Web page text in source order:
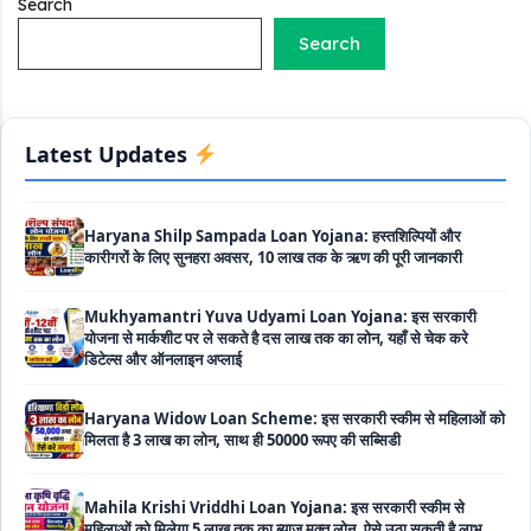
Search
Search
Latest Updates
होता कोई ब्याज
Haryana Shilp Sampada Loan Yojana: हस्तशिल्पियों और
कारीगरों के लिए सुनहरा अवसर, 10 लाख तक के ऋण की पूरी जानकारी
Mukhyamantri Yuva Udyami Loan Yojana: इस सरकारी
योजना से मार्कशीट पर ले सकते है दस लाख तक का लोन, यहाँ से चेक करे
Haryana Widow Loan Scheme: इस सरकारी स्कीम से महिलाओं को
मिलता है 3 लाख का लोन, साथ ही 50000 रूपए की सब्सिडी
Mahila Krishi Vriddhi Loan Yojana: इस सरकारी स्कीम से